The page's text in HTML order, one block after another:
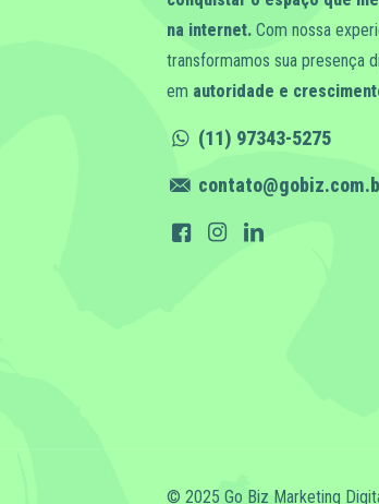
na internet.Com nossa
transformamos sua presença
em autoridade e
(11) 97343-5275
© 2025 Go Biz Marketing